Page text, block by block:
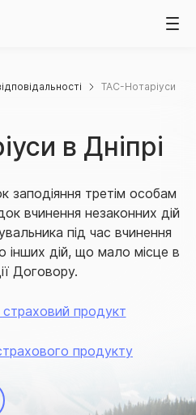
ТАС-Нотаріуси
в Дніпрі
заподіяння третім особам
вчинення незаконних дій
під час вчинення
інших дій, що мало місце в
Договору.
страховий продукт
продукту